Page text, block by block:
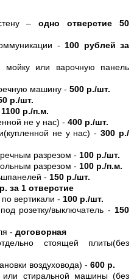
–одно отверстие 50
- 100 рублей за
или варочную панель
машину - 500 р./шт.
р./шт.
1100 р./п.м.
не у нас) - 400 р./шт.
не у нас) -300 р./
разрезом - 100 р./шт.
разрезом - 100 р./п.м.
- 150 р./шт.
за 1 отверстие
вертикали - 100 р./шт.
розетку/выключатель - 150
- договорная
стоящей плиты(без
воздуховода) - 600 р.
или стиральной машины (без